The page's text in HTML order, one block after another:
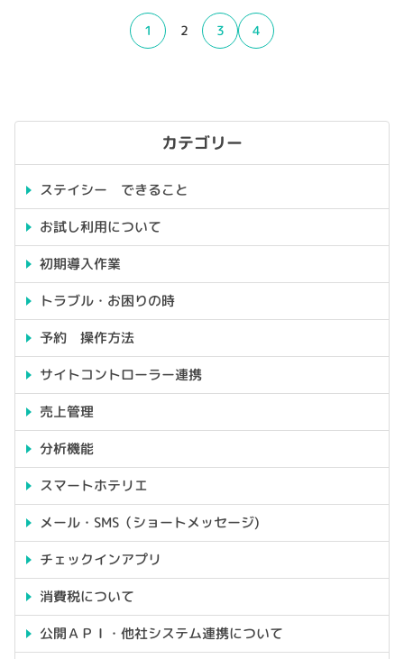
1 2 3 4
カテゴリー
ステイシー できること
お試し利用について
初期導入作業
トラブル・お困りの時
予約 操作方法
サイトコントローラー連携
売上管理
分析機能
スマートホテリエ
メール・SMS（ショートメッセージ)
チェックインアプリ
消費税について
公開ＡＰＩ・他社システム連携について